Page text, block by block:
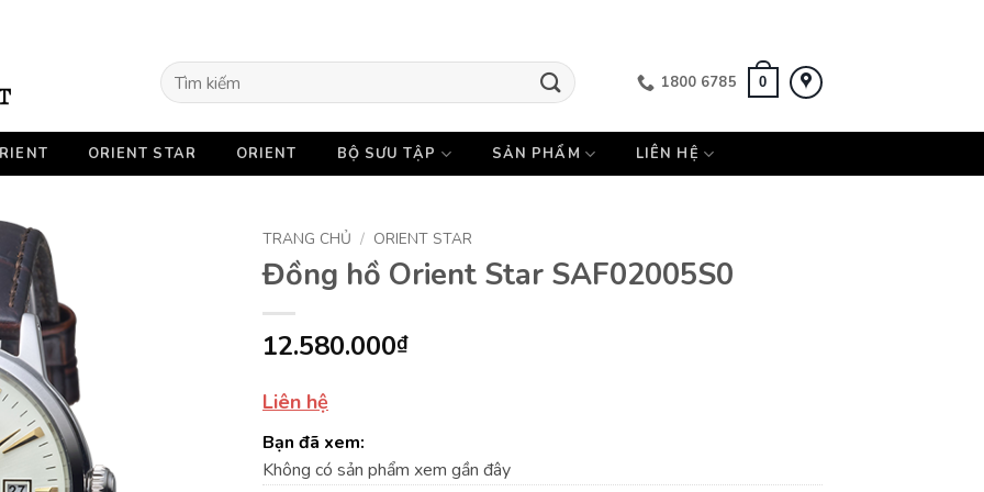
Tìm
kiếm:
1800 6785 0
ORIENT STAR ORIENT BỘ SƯU TẬP SẢN PHẨM LIÊN HỆ
TRANG CHỦ / ORIENT STAR
Đồng hồ Orient Star SAF02005S0
12.580.000₫
Liên hệ
Bạn đã xem:
Không có sản phẩm xem gần đây